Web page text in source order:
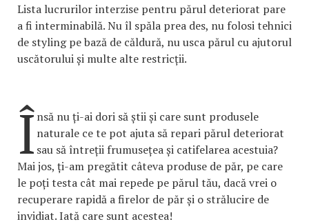
Lista lucrurilor interzise pentru părul deteriorat pare
a fi interminabilă. Nu îl spăla prea des, nu folosi tehnici
de styling pe bază de căldură, nu usca părul cu ajutorul
uscătorului și multe alte restricții.
Însă nu ți-ai dori să știi și care sunt produsele
naturale ce te pot ajuta să repari părul deteriorat
sau să întreții frumusețea și catifelarea acestuia?
Mai jos, ți-am pregătit câteva produse de păr, pe care
le poți testa cât mai repede pe părul tău, dacă vrei o
recuperare rapidă a firelor de păr și o strălucire de
invidiat. Iată care sunt acestea!